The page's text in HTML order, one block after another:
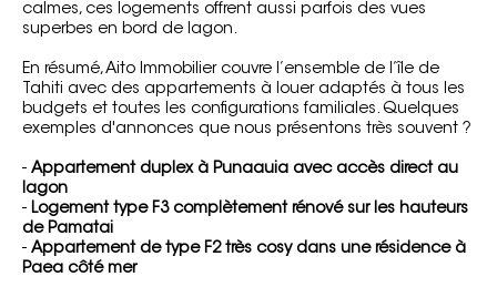
calmes, ces logements offrent aussi parfois des vues
superbes en bord de lagon.
En résumé, Aito Immobilier couvre l’ensemble de l’île de
Tahiti avec des appartements à louer adaptés à tous les
budgets et toutes les configurations familiales. Quelques
exemples d'annonces que nous présentons très souvent ?
- Appartement duplex à Punaauia avec accès direct au
lagon
- Logement type F3 complètement rénové sur les hauteurs
de Pamatai
- Appartement de type F2 très cosy dans une résidence à
Paea côté mer